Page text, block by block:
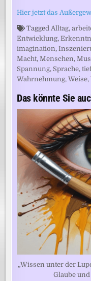
Hier jetzt das
TaggedAlltag,
Entwicklung,
imagination,
Macht,Menschen,
Spannung, Sprache,
Wahrnehmung,Weise,
Das könnte Sie
„Wissen unter der
Glaube